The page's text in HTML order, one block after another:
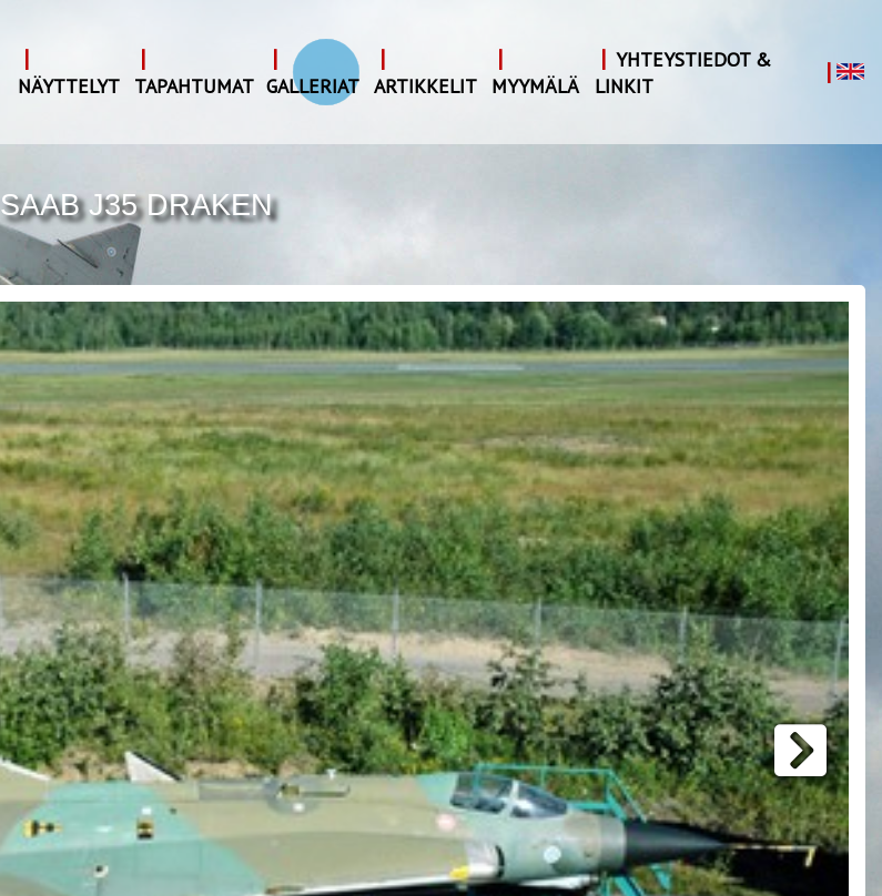
|
NÄYTTELYT
|
TAPAHTUMAT
|
GALLERIAT
|
ARTIKKELIT
|
MYYMÄLÄ
| YHTEYSTIEDOT &
LINKIT
|
SAAB J35 DRAKEN